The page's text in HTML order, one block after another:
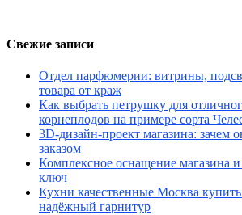
Свежие записи
Отдел парфюмерии: витрины,
товара от краж
Как выбрать петрушку для
корнеплодов на примере сорта
3D-дизайн-проект магазина: зачем
заказом
Комплексное оснащение магазина
ключ
Кухни качественные Москва
надёжный гарнитур